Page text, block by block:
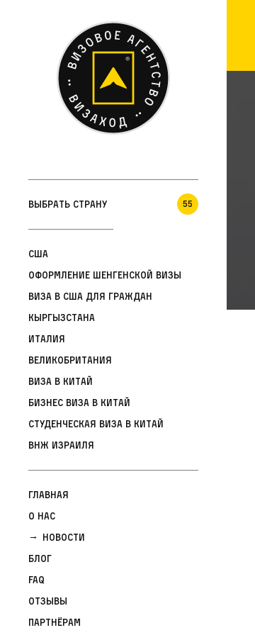
Выбрать страну 55
США
Оформление шенгенской визы
Виза в США для граждан
Кыргызстана
Италия
Великобритания
Виза в Китай
Бизнес виза в Китай
Студенческая виза в Китай
ВНЖ Израиля
Главная
О нас
Новости
Блог
FAQ
Отзывы
Партнёрам